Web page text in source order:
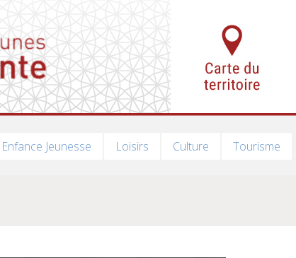
Enfance Jeunesse Loisirs Culture
Tourisme